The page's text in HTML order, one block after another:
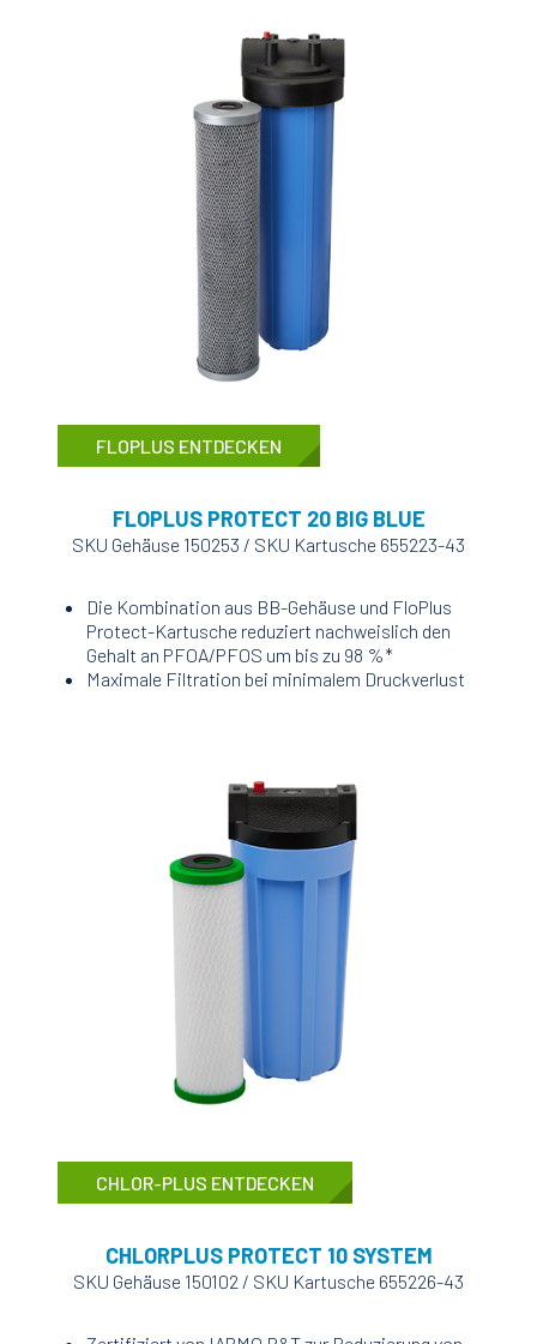
FLOPLUS ENTDECKEN
FLOPLUS PROTECT 20 BIG BLUE
SKU Gehäuse 150253 / SKU Kartusche 655223-43
Die Kombination aus BB-Gehäuse und FloPlus
Protect-Kartusche reduziert nachweislich den
Gehalt an PFOA/PFOS um bis zu 98 %*
Maximale Filtration bei minimalem Druckverlust
CHLOR-PLUS ENTDECKEN
CHLORPLUS PROTECT 10 SYSTEM
SKU Gehäuse 150102 / SKU Kartusche 655226-43